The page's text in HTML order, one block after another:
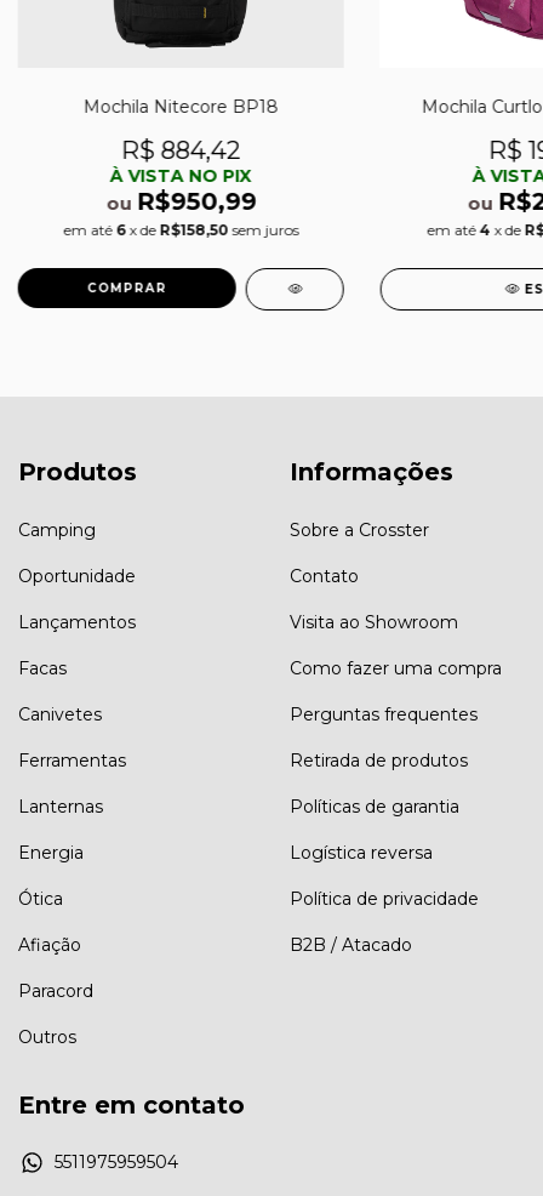
Mochila Nitecore BP18
R$ 884,42
À VISTA NO PIX
ou R$950,99
em até 6 x de R$158,50 sem juros
Mochila
R$
À
ou
em até4 x de
Produtos
Camping
Oportunidade
Lançamentos
Facas
Canivetes
Ferramentas
Lanternas
Energia
Ótica
Afiação
Paracord
Outros
Informações
Sobre a Crosster
Contato
Visita ao Showroom
Como fazer uma compra
Perguntas frequentes
Retirada de produtos
Políticas de garantia
Logística reversa
Política de privacidade
B2B / Atacado
Entre em contato
5511975959504